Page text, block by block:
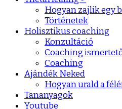
Hogyan zajlik egy
Történetek
Holisztikus coaching
Konzultáció
Coaching
Coaching
Ajándék Neked
Hogyan urald a
Tananyagok
Youtube